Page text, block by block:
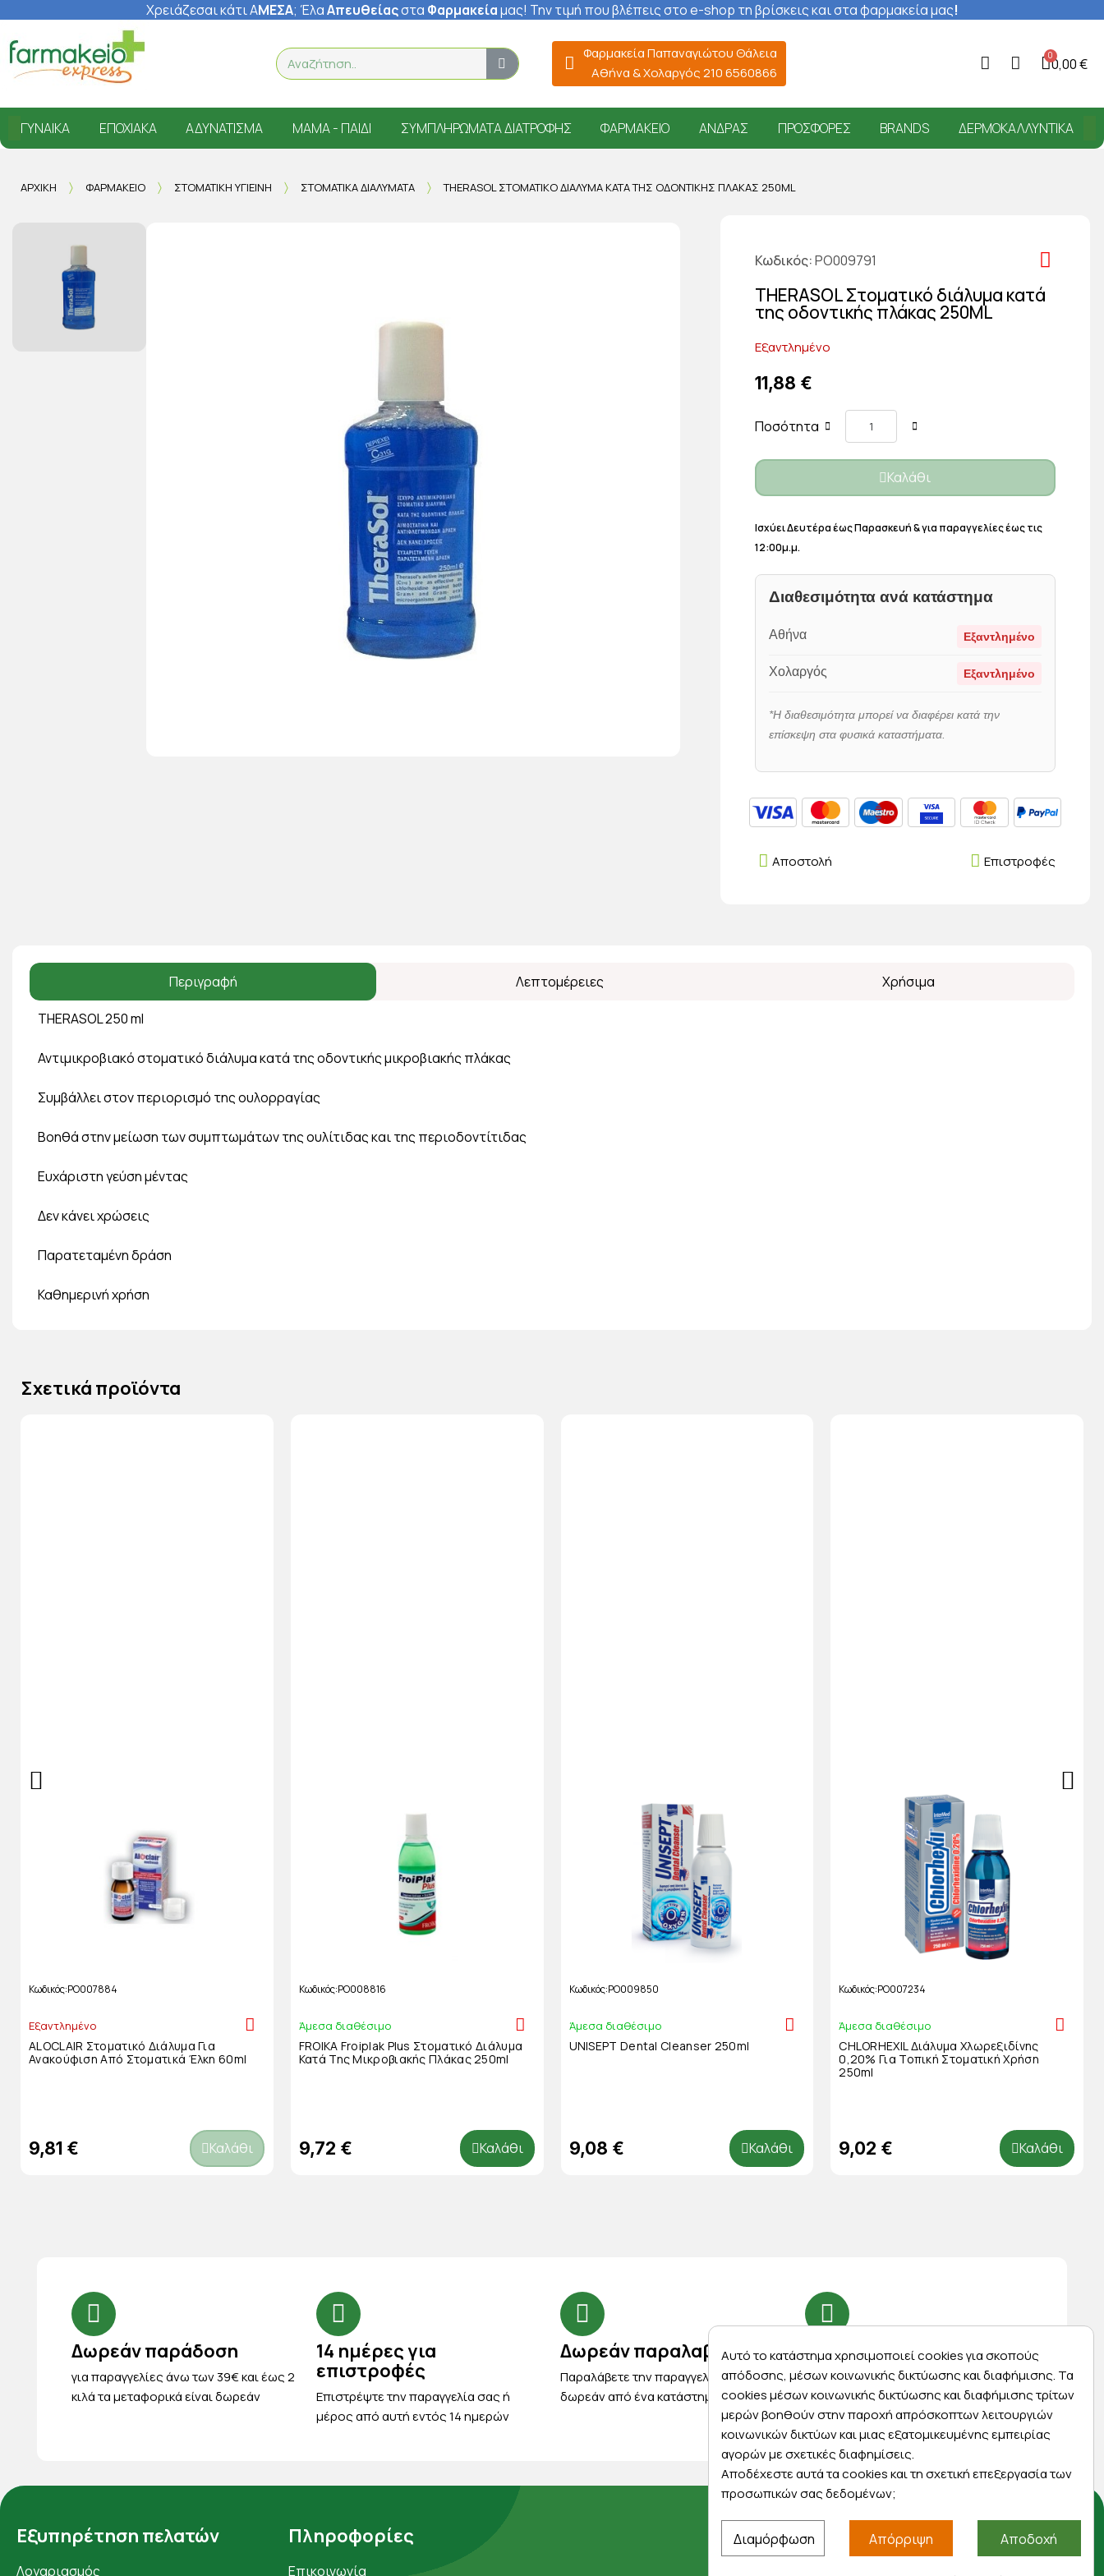
Χρειάζεσαι κάτι ΑΜΕΣΑ; ΈλαΑπευθείαςστα Φαρμακείαμας! Την τιμή που βλέπεις στο e-shop τη βρίσκεις και στα φαρμακεία μας!
Φαρμακεία Παπαναγιώτου Θάλεια
Αθήνα & Χολαργός 210 6560866
0,00 €
ΓΥΝΑΊΚΑ ΕΠΟΧΙΑΚΆ ΑΔΥΝΆΤΙΣΜΑ ΜΑΜΆ - ΠΑΙΔΊ ΣΥΜΠΛΗΡΏΜΑΤΑ ΔΙΑΤΡΟΦΉΣ ΦΑΡΜΑΚΕΊΟ ΆΝΔΡΑΣ ΠΡΟΣΦΟΡΈΣ BRANDS ΔΕΡΜΟΚΑΛΛΥΝΤΙΚΆ
ΑΡΧΙΚΉ ΦΑΡΜΑΚΕΊΟ ΣΤΟΜΑΤΙΚΉ ΥΓΙΕΙΝΉ ΣΤΟΜΑΤΙΚΆ ΔΙΑΛΎΜΑΤΑ THERASOL ΣΤΟΜΑΤΙΚΌ ΔΙΆΛΥΜΑ ΚΑΤΆ ΤΗΣ ΟΔΟΝΤΙΚΉΣ ΠΛΆΚΑΣ 250ML
Κωδικός PO009791
THERASOL Στοματικό διάλυμα κατά
της οδοντικής πλάκας 250ML
Εξαντλημένο
11,88 €
Ποσότητα
Καλάθι
Ισχύει Δευτέρα έως Παρασκευή & για παραγγελίες έως τις
12:00μ.μ.
Διαθεσιμότητα ανά κατάστημα
Αθήνα Εξαντλημένο
Χολαργός Εξαντλημένο
*Η διαθεσιμότητα μπορεί να διαφέρει κατά την
επίσκεψη στα φυσικά καταστήματα.
Επιστροφές
Αποστολή
Περιγραφή Λεπτομέρειες Χρήσιμα
THERASOL 250 ml
Αντιμικροβιακό στοματικό διάλυμα κατά της οδοντικής μικροβιακής πλάκας
Συμβάλλει στον περιορισμό της ουλορραγίας
Βοηθά στην μείωση των συμπτωμάτων της ουλίτιδας και της περιοδοντίτιδας
Ευχάριστη γεύση μέντας
Δεν κάνει χρώσεις
Παρατεταμένη δράση
Καθημερινή χρήση
Σχετικά προϊόντα
Κωδικός PO007884
Εξαντλημένο
ALOCLAIR Στοματικό Διάλυμα Για
Ανακούφιση Από Στοματικά Έλκη 60ml
9,81 € Καλάθι
Κωδικός PO008816
Άμεσα διαθέσιμο
FROIKA Froiplak Plus Στοματικό Διάλυμα
Κατά Της Μικροβιακής Πλάκας 250ml
9,72 € Καλάθι
Κωδικός PO009850
Άμεσα διαθέσιμο
UNISEPT Dental Cleanser 250ml
9,08 € Καλάθι
Κωδικός PO007234
Άμεσα διαθέσιμο
CHLORHEXIL Διάλυμα Χλωρεξιδίνης
0,20% Για Τοπική Στοματική Χρήση
250ml
9,02 € Καλάθι
Δωρεάν παράδοση
για παραγγελίες άνω των 39€ και έως 2
κιλά τα μεταφορικά είναι δωρεάν
14 ημέρες για
επιστροφές
Eπιστρέψτε την παραγγελία σας ή
μέρος από αυτή εντός 14 ημερών
Δωρεάν παραλαβή
Παραλάβετε την παραγγελία σας
δωρεάν από ένα κατάστημα μας
Express αποστολές
Κάντε σήμερα την παραγγελία σας και
παραλάβετε αύριο στην πόρτα σας
Εξυπηρέτηση πελατών
Λογαριασμός
Πληροφορίες
Επικοινωνία
Αποκλειστικές προσφορές
Αυτό το κατάστημα χρησιμοποιεί cookies για σκοπούς
απόδοσης, μέσων κοινωνικής δικτύωσης και διαφήμισης. Τα
cookies μέσων κοινωνικής δικτύωσης και διαφήμισης τρίτων
μερών βοηθούν στην παροχή απρόσκοπτων λειτουργιών
κοινωνικών δικτύων και μιας εξατομικευμένης εμπειρίας
αγορών με σχετικές διαφημίσεις.
Αποδέχεστε αυτά τα cookies και τη σχετική επεξεργασία των
προσωπικών σας δεδομένων;
Διαμόρφωση Απόρριψη Αποδοχή